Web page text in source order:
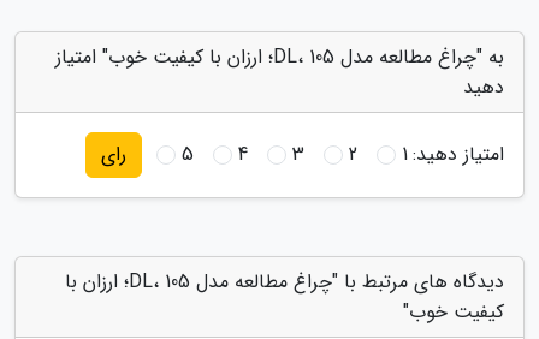
به "چراغ مطالعه مدل DL، 105؛ ارزان با کیفیت خوب" امتیاز
دهید
امتیاز دهید:1
2
3
4
5 رای
دیدگاه های مرتبط با "چراغ مطالعه مدل DL، 105؛ ارزان با
کیفیت خوب"